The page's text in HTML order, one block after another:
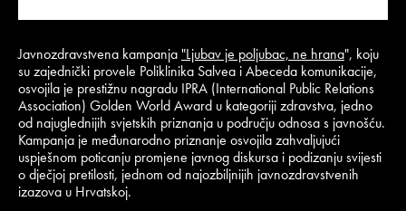
Javnozdravstvena kampanja"Ljubav je poljubac, ne hrana", koju
su zajednički provele Poliklinika Salvea i Abeceda komunikacije,
osvojila je prestižnu nagradu IPRA (International Public Relations
Association) Golden World Award u kategoriji zdravstva, jedno
od najuglednijih svjetskih priznanja u području odnosa s javnošću.
Kampanja je međunarodno priznanje osvojila zahvaljujući
uspješnom poticanju promjene javnog diskursa i podizanju svijesti
o dječjoj pretilosti, jednom od najozbiljnijih javnozdravstvenih
izazova u Hrvatskoj.